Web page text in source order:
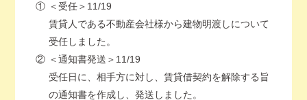
① ＜受任＞11/19
賃貸人である不動産会社様から建物明渡しについて
受任しました。
② ＜通知書発送＞11/19
受任日に、相手方に対し、賃貸借契約を解除する旨
の通知書を作成し、発送しました。